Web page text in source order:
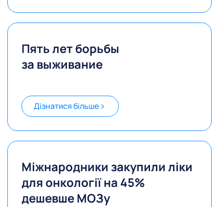
Пять лет борьбы
за выживание
Дізнатися більше
Міжнародники закупили ліки
для онкології на 45%
дешевше МОЗу